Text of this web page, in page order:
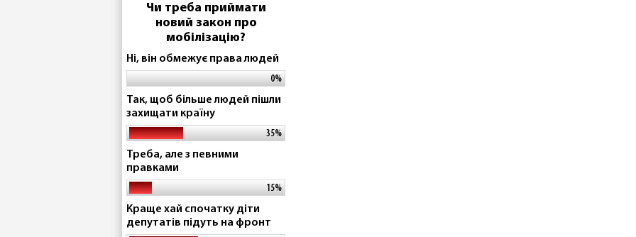
Чи треба приймати
новий закон про
мобілізацію?
Ні, він обмежує права людей
0%
Так, щоб більше людей пішли
захищати країну
35%
Треба, але з певними
правками
15%
Краще хай спочатку діти
депутатів підуть на фронт